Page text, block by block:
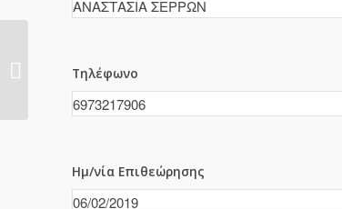
Τηλέφωνο
Ημ/νία Επιθεώρησης